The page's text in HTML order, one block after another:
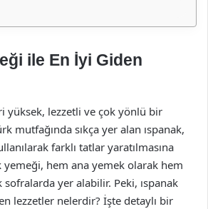
ile En İyi Giden
yüksek, lezzetli ve çok yönlü bir
mutfağında sıkça yer alan ıspanak,
farklı tatlar yaratılmasına
yemeği, hem ana yemek olarak hem
yer alabilir. Peki, ıspanak
lezzetler nelerdir? İşte detaylı bir